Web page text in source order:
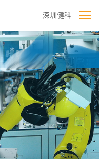
深圳健科